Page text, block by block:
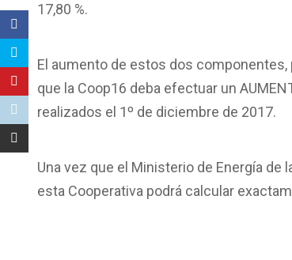
17,80 %.
El aumento de estos dos
que la Coop16 deba efectuar un
realizados el 1º de diciembre de 2017.
Una vez que el Ministerio de Energía
esta Cooperativa podrá calcular